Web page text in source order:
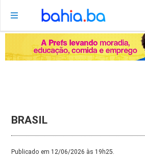
BRASIL
Publicado em 12/06/2026 às 19h25.